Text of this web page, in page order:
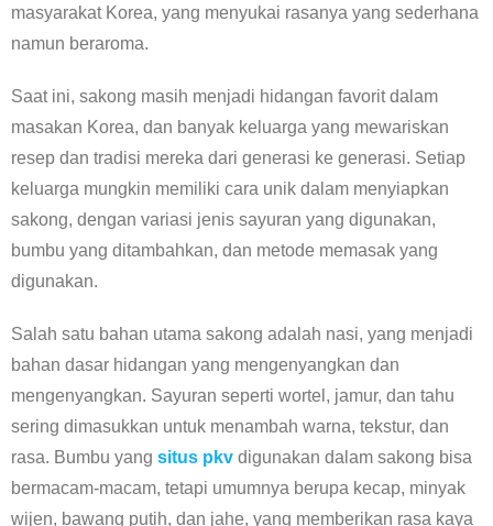
masyarakat Korea, yang menyukai rasanya yang sederhana
namun beraroma.
Saat ini, sakong masih menjadi hidangan favorit dalam
masakan Korea, dan banyak keluarga yang mewariskan
resep dan tradisi mereka dari generasi ke generasi. Setiap
keluarga mungkin memiliki cara unik dalam menyiapkan
sakong, dengan variasi jenis sayuran yang digunakan,
bumbu yang ditambahkan, dan metode memasak yang
digunakan.
Salah satu bahan utama sakong adalah nasi, yang menjadi
bahan dasar hidangan yang mengenyangkan dan
mengenyangkan. Sayuran seperti wortel, jamur, dan tahu
sering dimasukkan untuk menambah warna, tekstur, dan
rasa. Bumbu yang situs pkv digunakan dalam sakong bisa
bermacam-macam, tetapi umumnya berupa kecap, minyak
wijen, bawang putih, dan jahe, yang memberikan rasa kaya